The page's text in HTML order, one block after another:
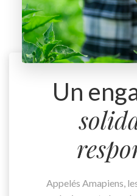
Un
Appelés Amapiens,